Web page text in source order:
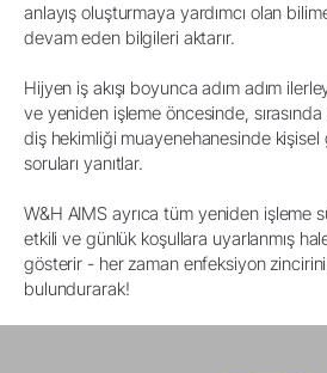
anlayış oluşturmaya yardımcı olan
devam eden bilgileri aktarır.
Hijyen iş akışı boyunca adım adım
ve yeniden işleme öncesinde,
diş hekimliği muayenehanesinde
soruları yanıtlar.
W&H AIMS ayrıca tüm yeniden işleme
etkili ve günlük koşullara uyarlanmış
gösterir - her zaman enfeksiyon zincirini
bulundurarak!